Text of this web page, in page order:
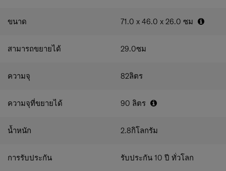
ช่องใส่ของหลัก ด้านในมีสายรัดแบบไขว้
ขนาด 71.0 x 46.0 x 26.0 ซม
สามารถขยายได้ 29.0ซม
ความจุ 82ลิตร
ความจุที่ขยายได้ 90 ลิตร
น้ำหนัก 2.8กิโลกรัม
การรับประกัน รับประกัน 10 ปี ทั่วโลก